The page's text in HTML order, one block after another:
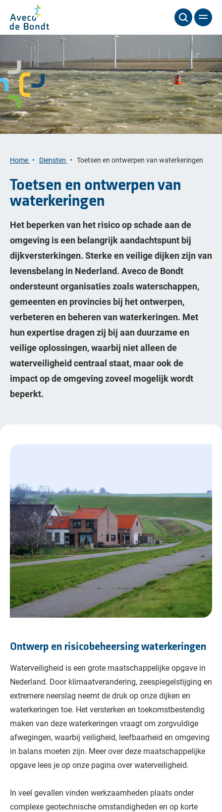
Home Diensten Toetsen en ontwerpen van waterkeringen
Toetsen en ontwerpen van
waterkeringen
Het beperken van het risico op schade aan de
omgeving is een belangrijk aandachtspunt bij
dijkversterkingen. Sterke en veilige dijken zijn van
levensbelang in Nederland. Aveco de Bondt
ondersteunt organisaties zoals waterschappen,
gemeenten en provincies bij het ontwerpen,
verbeteren en beheren van waterkeringen. Met
hun expertise dragen zij bij aan duurzame en
veilige oplossingen, waarbij niet alleen de
waterveiligheid centraal staat, maar ook de
impact op de omgeving zoveel mogelijk wordt
beperkt.
Ontwerp en risicobeheersing waterkeringen
Waterveiligheid is een grote maatschappelijke opgave in
Nederland. Door klimaatverandering, zeespiegelstijging en
extremere neerslag neemt de druk op onze dijken en
waterkeringen toe. Het versterken en toekomstbestendig
maken van deze waterkeringen vraagt om zorgvuldige
afwegingen, waarbij veiligheid, leefbaarheid en omgeving
in balans moeten zijn. Meer over deze maatschappelijke
opgave lees je op onze pagina over waterveiligheid.
In veel gevallen vinden werkzaamheden plaats onder
complexe geotechnische omstandigheden en op korte